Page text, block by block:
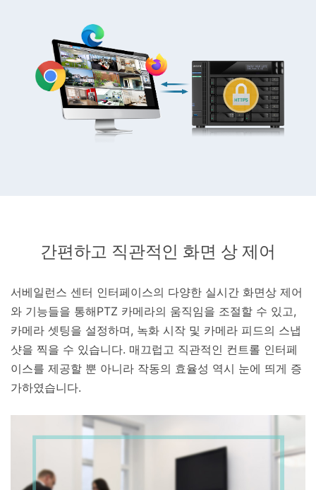
간편하고 직관적인 화면 상 제어
서베일런스 센터 인터페이스의 다양한 실시간 화면상 제어
와 기능들을 통해PTZ 카메라의 움직임을 조절할 수 있고,
카메라 셋팅을 설정하며, 녹화 시작 및 카메라 피드의 스냅
샷을 찍을 수 있습니다. 매끄럽고 직관적인 컨트롤 인터페
이스를 제공할 뿐 아니라 작동의 효율성 역시 눈에 띄게 증
가하였습니다.